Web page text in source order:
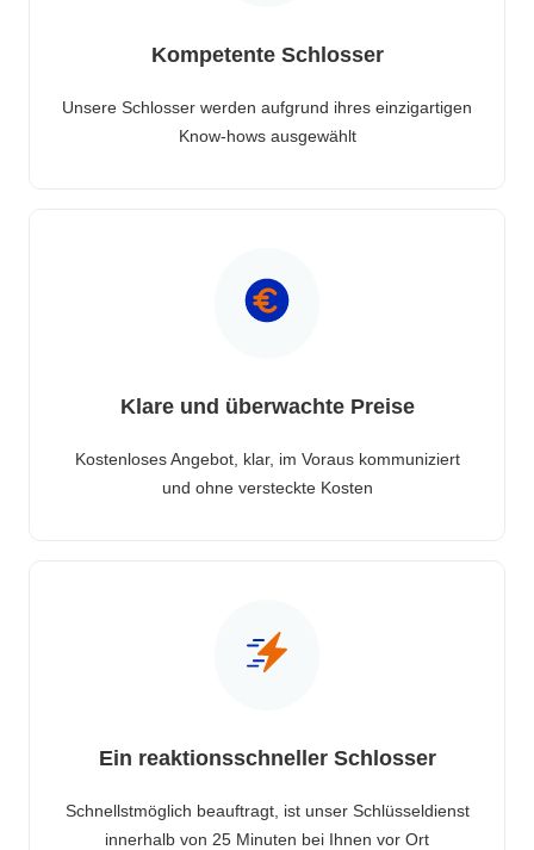
Kompetente Schlosser
Unsere Schlosser werden aufgrund ihres einzigartigen
Know-hows ausgewählt
Klare und überwachte Preise
Kostenloses Angebot, klar, im Voraus kommuniziert
und ohne versteckte Kosten
Ein reaktionsschneller Schlosser
Schnellstmöglich beauftragt, ist unser Schlüsseldienst
innerhalb von 25 Minuten bei Ihnen vor Ort